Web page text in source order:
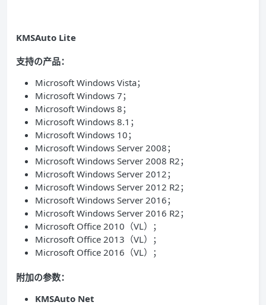
KMSAuto Lite
支持の产品：
Microsoft Windows Vista；
Microsoft Windows 7；
Microsoft Windows 8；
Microsoft Windows 8.1；
Microsoft Windows 10；
Microsoft Windows Server 2008；
Microsoft Windows Server 2008 R2；
Microsoft Windows Server 2012；
Microsoft Windows Server 2012 R2；
Microsoft Windows Server 2016；
Microsoft Windows Server 2016 R2；
Microsoft Office 2010（VL）；
Microsoft Office 2013（VL）；
Microsoft Office 2016（VL）；
附加の参数：
KMSAuto Net